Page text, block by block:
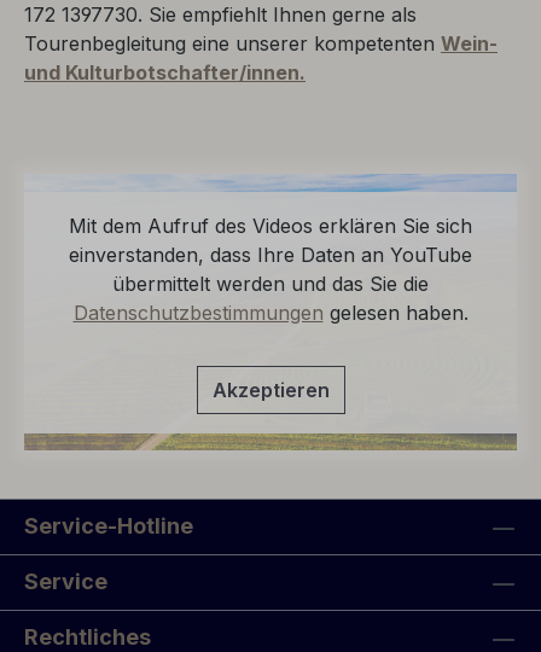
172 1397730. Sie empfiehlt Ihnen gerne als
Tourenbegleitung eine unserer kompetenten Wein-
und Kulturbotschafter/innen.
Mit dem Aufruf des Videos erklären Sie sich
einverstanden, dass Ihre Daten an YouTube
übermittelt werden und das Sie die
Datenschutzbestimmungen gelesen haben.
Akzeptieren
Service-Hotline
Service
Rechtliches